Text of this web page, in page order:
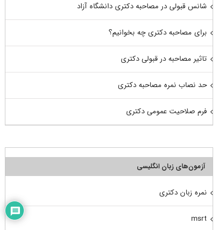
شانس قبولی در مصاحبه دکتری دانشگاه آزاد
برای مصاحبه دکتری چه بخوانیم؟
تاثیر مصاحبه در قبولی دکتری
حد نصاب نمره مصاحبه دکتری
فرم صلاحیت عمومی دکتری
آزمون‌های زبان انگلیسی
نمره زبان دکتری
msrt